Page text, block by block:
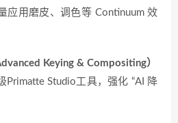
应用磨皮、调色等 Continuum 效
Keying & Compositing）
Primatte Studio工具，强化 “AI 降